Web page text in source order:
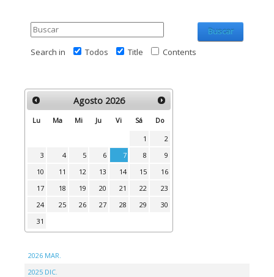
Buscar
Search in
Todos Title Contents
Agosto 2026
Lu Ma Mi Ju Vi Sá Do
1
2
3
4 5 6 7 8
9
10
11 12 13 14 15
16
17
18 19 20 21 22
23
24
25 26 27 28 29
30
31
2026 MAR.
2025 DIC.